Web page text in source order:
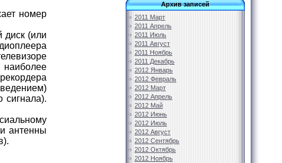
номер
диск (или
сигнала).
антенны
Архив записей
2011 Март
2011 Апрель
2011 Июль
2011 Август
2011 Ноябрь
2011 Декабрь
2012 Январь
2012 Февраль
2012 Март
2012 Апрель
2012 Май
2012 Июнь
2012 Июль
2012 Август
2012 Сентябрь
2012 Октябрь
2012 Ноябрь